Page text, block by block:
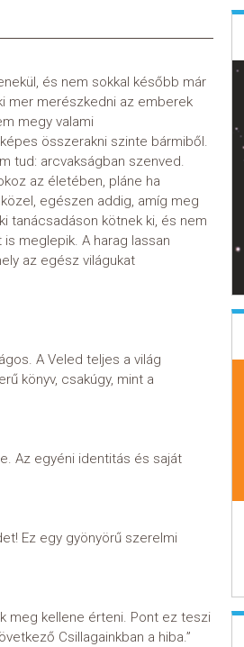
és nem sokkal később már
mer merészkedni az emberek
megy valami
összerakni szinte bármiből.
tud: arcvakságban szenved.
az életében, pláne ha
egészen addig, amíg meg
tanácsadáson kötnek ki, és nem
meglepik. A harag lassan
az egész világukat
A Veled teljes a világ
könyv, csakúgy, mint a
Az egyéni identitás és saját
Ez egy gyönyörű szerelmi
meg kellene érteni. Pont ez teszi
Csillagainkban a hiba.”